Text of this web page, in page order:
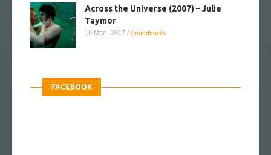
Across the Universe (2007) – Julie
Taymor
18 Mart, 2017 / Soundtracks
FACEBOOK